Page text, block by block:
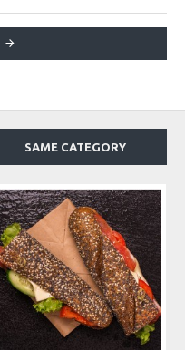
SAME CATEGORY